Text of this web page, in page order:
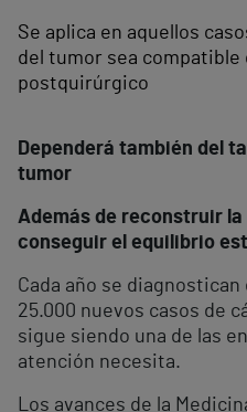
Se aplica en aquellos
del tumor sea
postquirúrgico
Dependerá también del
tumor
Además de reconstruir
conseguir el equilibrio
Cada año se
25.000 nuevos casos de
sigue siendo una de las
atención necesita.
Los avances de la